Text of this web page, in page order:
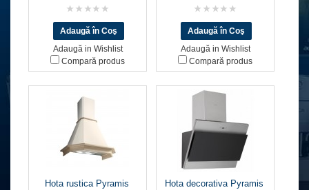
Adaugă in Wishlist
Compară produs
Adaugă in Wishlist
Compară produs
Hota rustica Pyramis
Hota decorativa Pyramis